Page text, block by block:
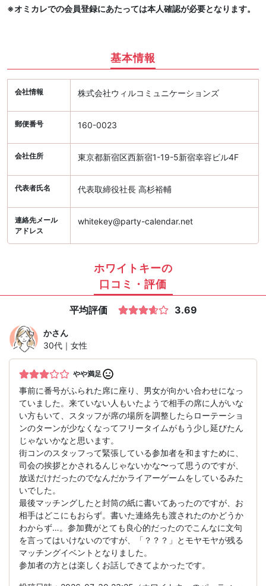
※オミカレでの会員登録にあたっては本人確認が必要となります。
基本情報
会社情報 株式会社ウィルコミュニケーションズ
郵便番号 160-0023
会社住所 東京都新宿区西新宿1-19-5新宿幸容ビル4F
代表者氏名 代表取締役社長 高杉裕輔
連絡先メール
アドレス
whitekey@party-calendar.net
ホワイトキーの
口コミ・評価
平均評価 3.69
かさん
30代｜女性
やや満足
事前に番号がふられた席に座り、男女が向かい合わせになっ
ていました。来ていない人もいたようで相手の席に人がいな
い方もいて、スタッフが席の場所を調整したらローテーショ
ンのターンが少なくなってフリータイムがもう少し延びたん
じゃないかなと思います。
街コンのスタッフって緊張している参加者を和ますために、
司会の挨拶とかされるんじゃないかな〜って思うのですが、
放送だけだったのでなんだかライアーゲームをしているみた
いでした。
最後マッチングしたと封筒の紙に書いてあったのですが、お
相手はどこにもおらず。書いた連絡先も渡されたのかどうか
わからず…。参加費がとても良心的だったのでこんなに文句
を言ってはいけないのですが、「？？？」とモヤモヤが残る
マッチングイベントとなりました。
参加者の方とは楽しくお話しできてよかったです。